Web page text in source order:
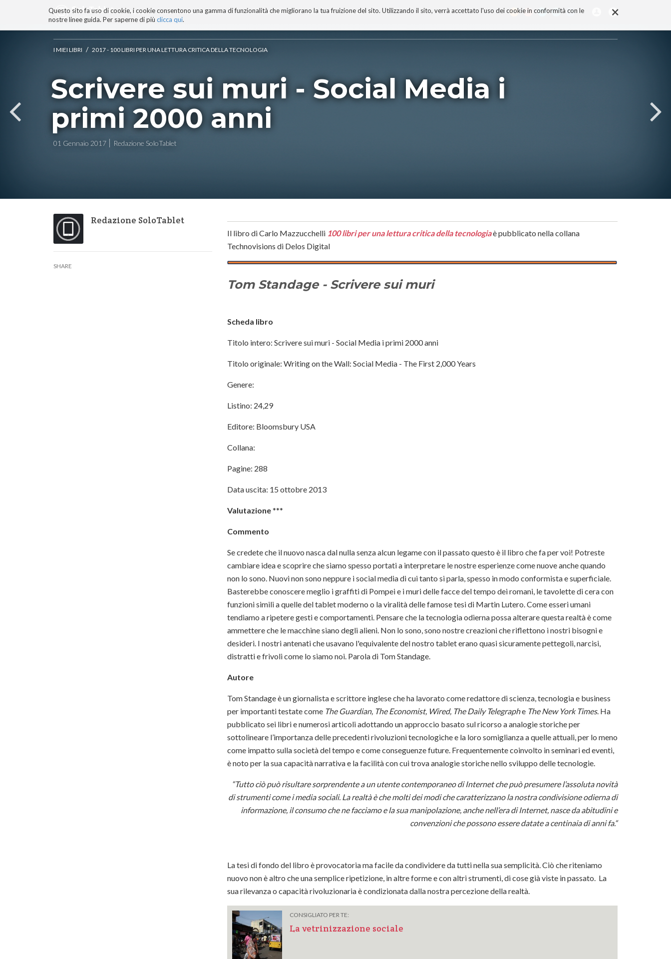
×
Questo sito fa uso di cookie, i cookie consentono una gamma di funzionalità che migliorano la tua fruizione del sito. Utilizzando il sito, verrà accettato l'uso dei cookie in conformità con le
nostre linee guida. Per saperne di più clicca qui.
BLOG TECNOCONSAPEVOLEZZA TECNOBIBLIOGRAFIA I MIEI LIBRI PROGETTO
ai
contenuti.
|
Salta
alla
navigazione
I MIEI LIBRI / 2017 - 100 LIBRI PER UNA LETTURA CRITICA DELLA TECNOLOGIA
Scrivere sui muri - Social Media i
primi 2000 anni
01 Gennaio 2017 Redazione SoloTablet
Redazione SoloTablet
SHARE
Il libro di Carlo Mazzucchelli 100 libri per una lettura critica della tecnologiaè pubblicato nella collana
Technovisions di Delos Digital
Tom Standage - Scrivere sui muri
Scheda libro
Titolo intero: Scrivere sui muri - Social Media i primi 2000 anni
Titolo originale: Writing on the Wall: Social Media - The First 2,000 Years
Genere:
Listino: 24,29
Editore: Bloomsbury USA
Collana:
Pagine: 288
Data uscita: 15 ottobre 2013
Valutazione***
Commento
Se credete che il nuovo nasca dal nulla senza alcun legame con il passato questo è il libro che fa per voi! Potreste
cambiare idea e scoprire che siamo spesso portati a interpretare le nostre esperienze come nuove anche quando
non lo sono. Nuovi non sono neppure i social media di cui tanto si parla, spesso in modo conformista e superficiale.
Basterebbe conoscere meglio i graffiti di Pompei e i muri delle facce del tempo dei romani, le tavolette di cera con
funzioni simili a quelle del tablet moderno o la viralità delle famose tesi di Martin Lutero. Come esseri umani
tendiamo a ripetere gesti e comportamenti. Pensare che la tecnologia odierna possa alterare questa realtà è come
ammettere che le macchine siano degli alieni. Non lo sono, sono nostre creazioni che riflettono i nostri bisogni e
desideri. I nostri antenati che usavano l'equivalente del nostro tablet erano quasi sicuramente pettegoli, narcisi,
distratti e frivoli come lo siamo noi. Parola di Tom Standage.
Autore
Tom Standage è un giornalista e scrittore inglese che ha lavorato come redattore di scienza, tecnologia e business
per importanti testate come The Guardian, The Economist, Wired, The Daily Telegraphe The New York Times. Ha
pubblicato sei libri e numerosi articoli adottando un approccio basato sul ricorso a analogie storiche per
sottolineare l’importanza delle precedenti rivoluzioni tecnologiche e la loro somiglianza a quelle attuali, per lo meno
come impatto sulla società del tempo e come conseguenze future. Frequentemente coinvolto in seminari ed eventi,
è noto per la sua capacità narrativa e la facilità con cui trova analogie storiche nello sviluppo delle tecnologie.
“Tutto ciò può risultare sorprendente a un utente contemporaneo di Internet che può presumere l’assoluta novità
di strumenti come i media sociali. La realtà è che molti dei modi che caratterizzano la nostra condivisione odierna di
informazione, il consumo che ne facciamo e la sua manipolazione, anche nell’era di Internet, nasce da abitudini e
convenzioni che possono essere datate a centinaia di anni fa.“
La tesi di fondo del libro è provocatoria ma facile da condividere da tutti nella sua semplicità. Ciò che riteniamo
nuovo non è altro che una semplice ripetizione, in altre forme e con altri strumenti, di cose già viste in passato. La
sua rilevanza o capacità rivoluzionaria è condizionata dalla nostra percezione della realtà.
CONSIGLIATO PER TE:
La vetrinizzazione sociale